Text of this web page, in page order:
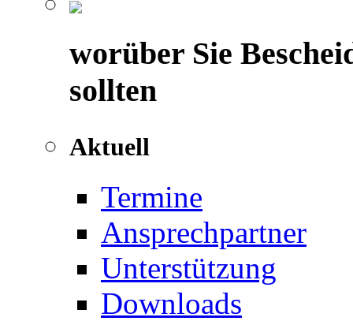
worüber Sie
sollten
Aktuell
Termine
Ansprechpartner
Unterstützung
Downloads